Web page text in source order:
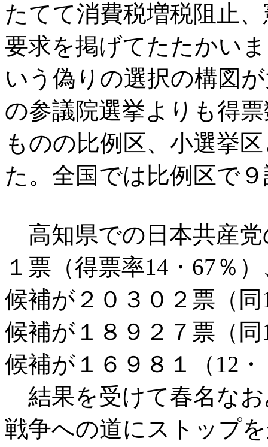
たてて消費税増税阻止
要求を掲げてたたかい
いう偽りの選択の構図
の参議院選挙よりも得
ものの比例区、小選挙
た。全国では比例区で
高知県での日本共産党
１票（得票率14・67％
候補が２０３０２票（
候補が１８９２７票（
候補が１６９８１（12
結果を受けて春名な
戦争への道にストップ